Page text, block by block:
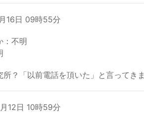
16日 09時55分
：不明
所？「以前電話を頂いた」と言ってき
12日 10時59分